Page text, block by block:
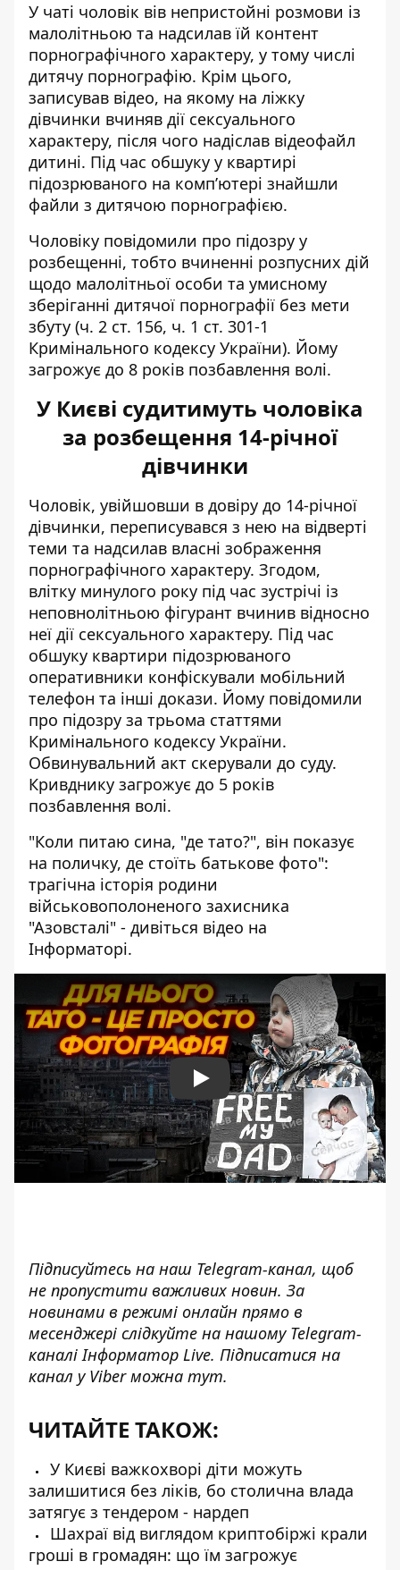
У чаті чоловік вів непристойні розмови із
малолітньою та надсилав їй контент
порнографічного характеру, у тому числі
дитячу порнографію. Крім цього,
записував відео, на якому на ліжку
дівчинки вчиняв дії сексуального
характеру, після чого надіслав відеофайл
дитині. Під час обшуку у квартирі
підозрюваного на комп’ютері знайшли
файли з дитячою порнографією.
Чоловіку повідомили про підозру у
розбещенні, тобто вчиненні розпусних дій
щодо малолітньої особи та умисному
зберіганні дитячої порнографії без мети
збуту (ч. 2 ст. 156, ч. 1 ст. 301-1
Кримінального кодексу України). Йому
загрожує до 8 років позбавлення волі.
У Києві судитимуть чоловіка
за розбещення 14-річної
дівчинки
Чоловік, увійшовши в довіру до 14-річної
дівчинки, переписувався з нею на відверті
теми та надсилав власні зображення
порнографічного характеру. Згодом,
влітку минулого року під час зустрічі із
неповнолітньою фігурант вчинив відносно
неї дії сексуального характеру. Під час
обшуку квартири підозрюваного
оперативники конфіскували мобільний
телефон та інші докази. Йому повідомили
про підозру за трьома статтями
Кримінального кодексу України.
Обвинувальний акт скерували до суду.
Кривднику загрожує до 5 років
позбавлення волі.
"Коли питаю сина, "де тато?", він показує
на поличку, де стоїть батькове фото":
трагічна історія родини
військовополоненого захисника
"Азовсталі" - дивіться відео на
Інформаторі.
Play
Підписуйтесь на наш Telegram-канал, щоб
не пропустити важливих новин. За
новинами в режимі онлайн прямо в
месенджері слідкуйте на нашому Telegram-
каналіІнформатор Live. Підписатися на
канал у Viber можна тут.
ЧИТАЙТЕ ТАКОЖ:
У Києві важкохворі діти можуть
залишитися без ліків, бо столична влада
затягує з тендером - нардеп
Шахраї від виглядом криптобіржі крали
гроші в громадян: що їм загрожує